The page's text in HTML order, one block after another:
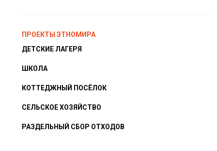
ПРОЕКТЫ ЭТНОМИРА
ДЕТСКИЕ ЛАГЕРЯ
ШКОЛА
КОТТЕДЖНЫЙ ПОСЁЛОК
СЕЛЬСКОЕ ХОЗЯЙСТВО
РАЗДЕЛЬНЫЙ СБОР ОТХОДОВ